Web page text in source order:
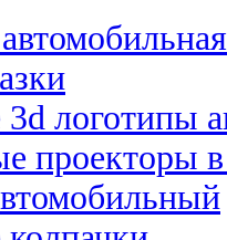
логотипы
проекторы